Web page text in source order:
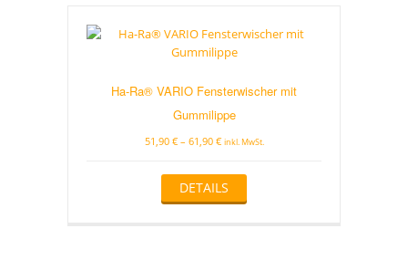
Ha-Ra® VARIO Fensterwischer mit
Gummilippe
51,90 €– 61,90 € inkl. MwSt.
DETAILS
weist